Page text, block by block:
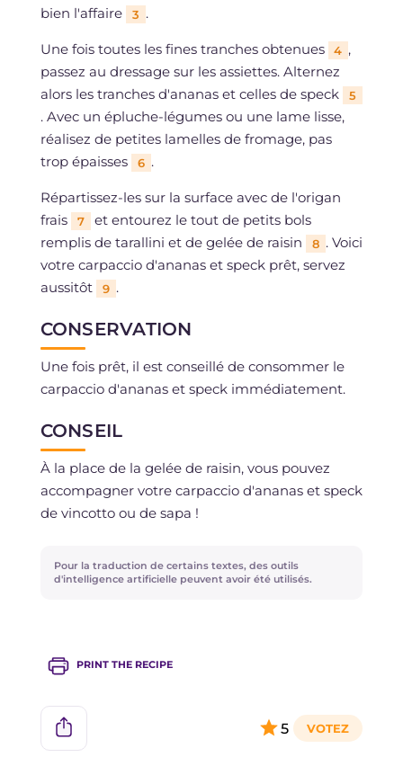
bien l'affaire 3 .
Une fois toutes les fines tranches obtenues 4 ,
passez au dressage sur les assiettes. Alternez
alors les tranches d'ananas et celles de speck
5
. Avec un épluche-légumes ou une lame lisse,
réalisez de petites lamelles de fromage, pas
trop épaisses
6 .
Répartissez-les sur la surface avec de l'origan
frais
7
et entourez le tout de petits bols
remplis de tarallini et de gelée de raisin
8 . Voici
votre carpaccio d'ananas et speck prêt, servez
aussitôt
9 .
CONSERVATION
Une fois prêt, il est conseillé de consommer le
carpaccio d'ananas et speck immédiatement.
CONSEIL
À la place de la gelée de raisin, vous pouvez
accompagner votre carpaccio d'ananas et speck
de vincotto ou de sapa !
Pour la traduction de certains textes, des outils
d'intelligence artificielle peuvent avoir été utilisés.
PRINT THE RECIPE
5